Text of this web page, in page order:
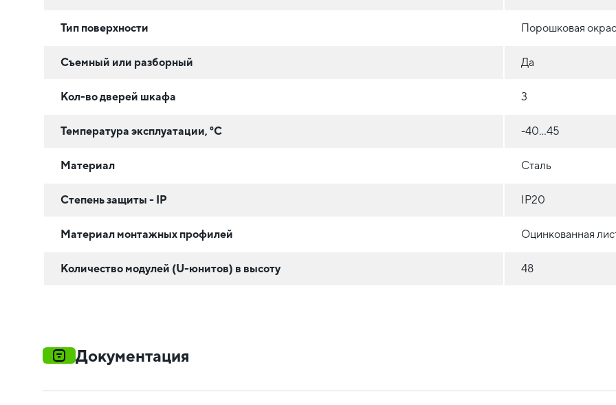
Тип поверхности Порошковая
Съемный или разборный Да
Кол-во дверей шкафа 3
Температура эксплуатации, °C -40...45
Материал Сталь
Степень защиты - IP IP20
Материал монтажных профилей Оцинкованная
Количество модулей (U-юнитов) в высоту 48
Документация